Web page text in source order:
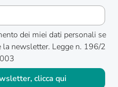
dei miei dati personali se
la newsletter. Legge n. 196/2
003
clicca qui